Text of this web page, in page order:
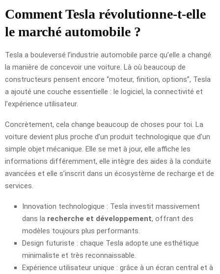
Comment Tesla révolutionne-t-elle
le marché automobile ?
Tesla a bouleversé l’industrie automobile parce qu’elle a changé
la manière de concevoir une voiture. Là où beaucoup de
constructeurs pensent encore “moteur, finition, options”, Tesla
a ajouté une couche essentielle : le logiciel, la connectivité et
l’expérience utilisateur.
Concrètement, cela change beaucoup de choses pour toi. La
voiture devient plus proche d’un produit technologique que d’un
simple objet mécanique. Elle se met à jour, elle affiche les
informations différemment, elle intègre des aides à la conduite
avancées et elle s’inscrit dans un écosystème de recharge et de
services.
Innovation technologique : Tesla investit massivement
dans la recherche et développement, offrant des
modèles toujours plus performants.
Design futuriste : chaque Tesla adopte une esthétique
minimaliste et très reconnaissable.
Expérience utilisateur unique : grâce à un écran central et à